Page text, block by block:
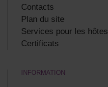
Contacts
Plan du site
Services pour les hôtes
Certificats
INFORMATION